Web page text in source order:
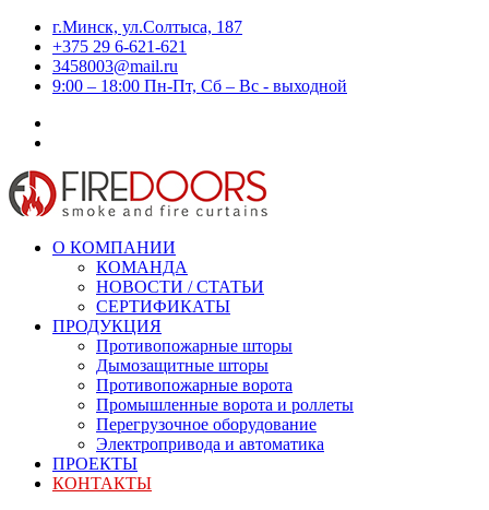
г.Минск, ул.Солтыса, 187
+375 29 6-621-621
3458003@mail.ru
9:00 – 18:00 Пн-Пт, Сб – Вс - выходной
О КОМПАНИИ
КОМАНДА
НОВОСТИ / СТАТЬИ
СЕРТИФИКАТЫ
ПРОДУКЦИЯ
Противопожарные шторы
Дымозащитные шторы
Противопожарные ворота
Промышленные ворота и роллеты
Перегрузочное оборудование
Электропривода и автоматика
ПРОЕКТЫ
КОНТАКТЫ